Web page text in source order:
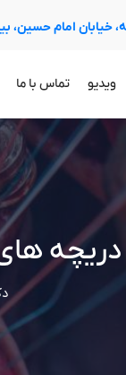
خیابان امام حسین،
ویدیو تماس با ما
دریچه